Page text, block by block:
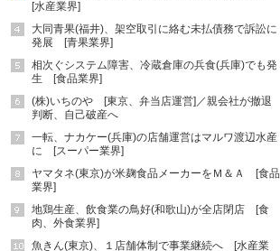
[水産業界]
大同青果(福井)、架空取引に絡む未払債務で訴訟に
発展 [青果業界]
相次ぐシステム障害、冷蔵倉庫の兵食(兵庫)でも発
生 [食品業界]
(株)いちのや [東京、弁当店運営]／親会社が撤退
判断、自己破産へ
一転、ナカケー(兵庫)の店舗運営はマルワ渡辺水産
に [スーパー業界]
ヤマタネ(東京)が米麹食品メーカーをＭ＆Ａ [食品
業界]
地鶏生産、飲食業の鳥好(和歌山)が全店閉店 [食
肉、外食業界]
魚きん(東京)、１店舗体制で事業継続へ [水産業